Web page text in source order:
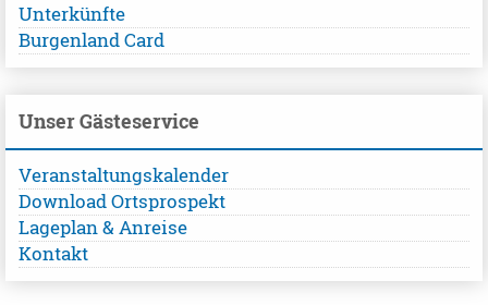
Unterkünfte
Burgenland Card
Unser Gästeservice
Veranstaltungskalender
Download Ortsprospekt
Lageplan & Anreise
Kontakt